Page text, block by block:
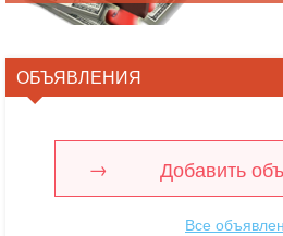
ОБЪЯВЛЕНИЯ
Добавить
Все